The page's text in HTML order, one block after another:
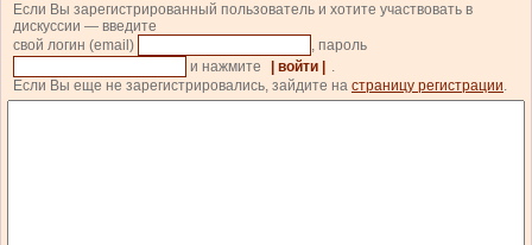
Если Вы зарегистрированный пользователь и хотите участвовать в
дискуссии — введите
свой логин (email)
, пароль
и нажмите
| войти |
.
Если Вы еще не зарегистрировались, зайдите на страницу регистрации.